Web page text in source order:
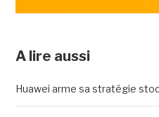
A lire aussi
Huawei arme sa stratégie